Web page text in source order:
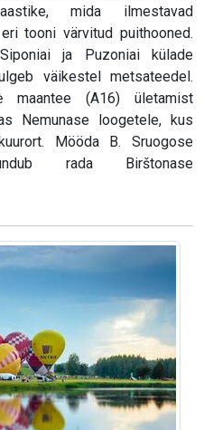
mida ilmestavad
tooni värvitud puithooned.
ja Puzoniai külade
väikestel metsateedel.
maantee (A16) ületamist
Nemunase loogetele, kus
Mööda B. Sruogose
rada Birštonase